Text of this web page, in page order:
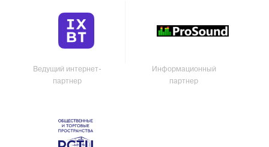
Ведущий интернет-
партнер
Информационный
партнер